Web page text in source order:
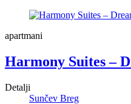
apartmani
Harmony Suites –
Detalji
Sunčev Breg